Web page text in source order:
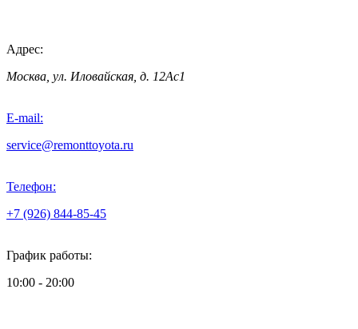
Адрес:
Москва, ул. Иловайская, д. 12Ас1
E-mail:
service@remonttoyota.ru
Телефон:
+7 (926) 844-85-45
График работы:
10:00 - 20:00